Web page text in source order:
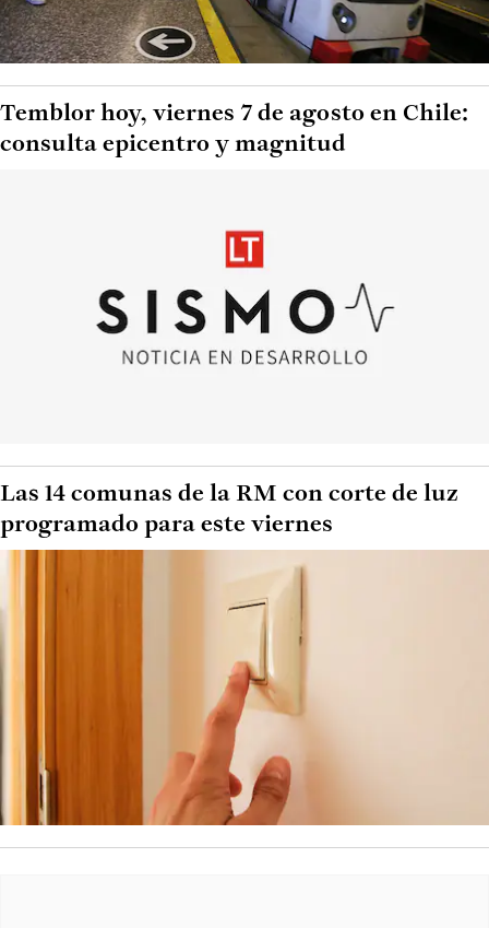
Temblor hoy, viernes 7 de agosto en Chile:
consulta epicentro y magnitud
Las 14 comunas de la RM con corte de luz
programado para este viernes